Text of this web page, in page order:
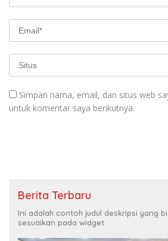
Simpan nama, email, dan situs web
untuk komentar saya berikutnya.
Berita Terbaru
Ini adalah contoh judul deskripsi yang
sesuaikan pada widget